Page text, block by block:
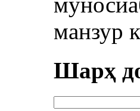
манзур
Шарҳ